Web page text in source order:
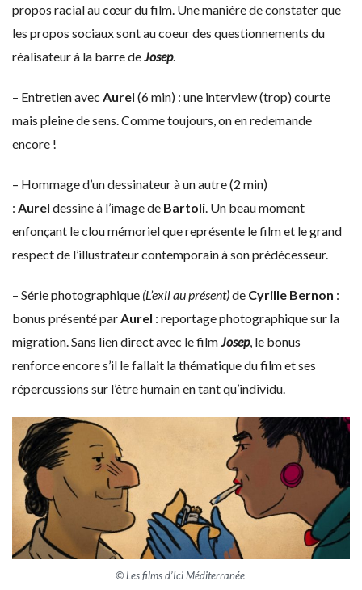
propos racial au cœur du film. Une manière de constater que
les propos sociaux sont au coeur des questionnements du
réalisateur à la barre de Josep.
– Entretien avec Aurel (6 min) : une interview (trop) courte
mais pleine de sens. Comme toujours, on en redemande
encore !
– Hommage d’un dessinateur à un autre (2 min)
: Aurel dessine à l’image de Bartoli . Un beau moment
enfonçant le clou mémoriel que représente le film et le grand
respect de l’illustrateur contemporain à son prédécesseur.
– Série photographique (L’exil au présent)de Cyrille Bernon :
bonus présenté par Aurel : reportage photographique sur la
migration. Sans lien direct avec le film Josep, le bonus
renforce encore s’il le fallait la thématique du film et ses
répercussions sur l’être humain en tant qu’individu.
© Les films d’Ici Méditerranée